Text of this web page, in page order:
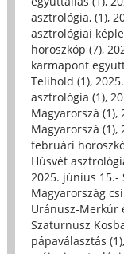
asztrológia, (1),
asztrológiai
horoszkóp (7),
karmapont
Telihold (1),
asztrológia (1),
Magyarorszá (1),
Magyarorszá (1),
februári
Húsvét
2025. június 15.-
Magyarország
Uránusz-Merkúr
Szaturnusz
pápaválasztás (1),